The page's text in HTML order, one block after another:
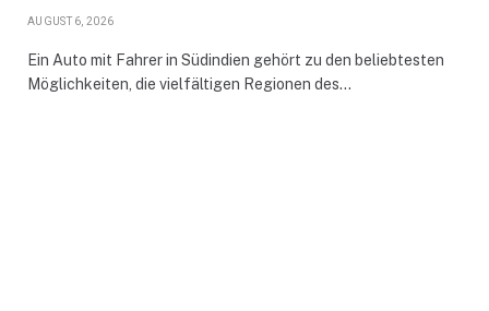
AUGUST 6, 2026
Ein Auto mit Fahrer in Südindien gehört zu den beliebtesten
Möglichkeiten, die vielfältigen Regionen des…